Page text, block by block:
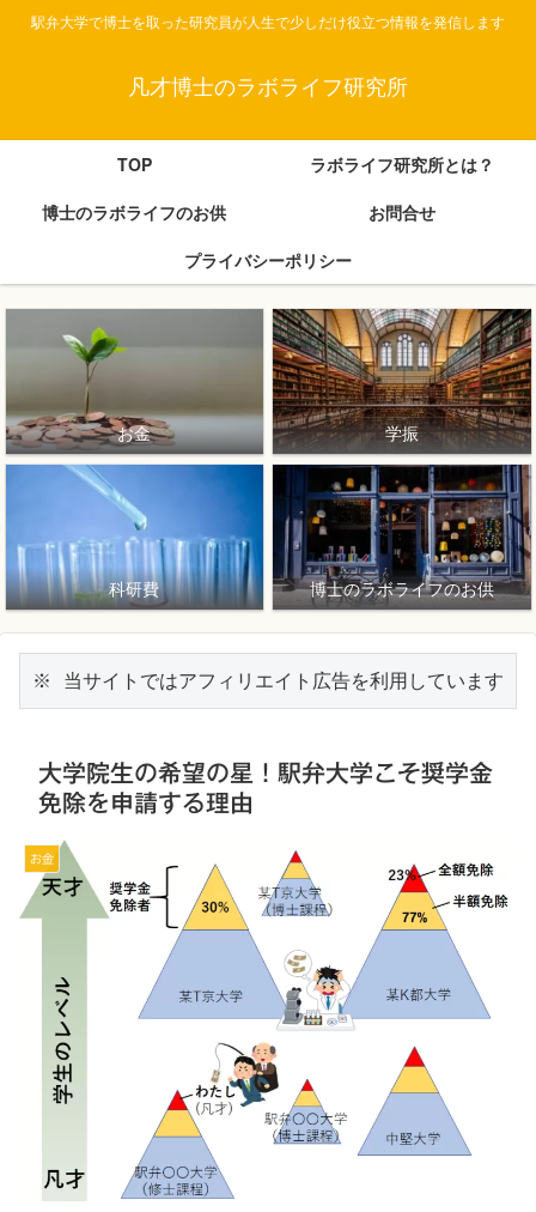
駅弁大学で博士を取った研究員が人生で少しだけ役立つ情報を発信します
凡才博士のラボライフ研究所
TOP
ラボライフ研究所とは？
博士のラボライフのお供
お問合せ
プライバシーポリシー
お金 学振
科研費 博士のラボライフのお供
※ 当サイトではアフィリエイト広告を利用しています
大学院生の希望の星！駅弁大学こそ奨学金
免除を申請する理由
お金